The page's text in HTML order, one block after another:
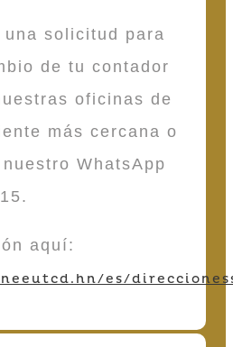
una solicitud para
de tu contador
oficinas de
más cercana o
WhatsApp
aquí:
es/